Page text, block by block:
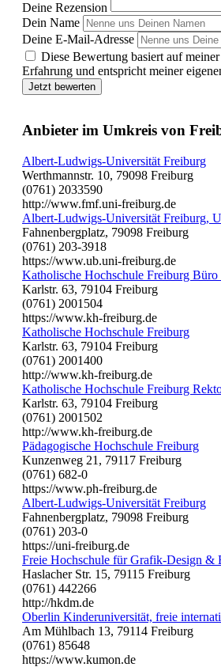
Deine Rezension
Dein Name
Deine E-Mail-Adresse
Diese Bewertung basiert auf
Erfahrung und entspricht meiner
Jetzt bewerten
Anbieter im Umkreis von
Albert-Ludwigs-Universität Freiburg
Werthmannstr. 10, 79098 Freiburg
(0761) 2033590
http://www.fmf.uni-freiburg.de
Albert-Ludwigs-Universität Freiburg,
Fahnenbergplatz, 79098 Freiburg
(0761) 203-3918
https://www.ub.uni-freiburg.de
Katholische Hochschule Freiburg Büro
Karlstr. 63, 79104 Freiburg
(0761) 2001504
https://www.kh-freiburg.de
Katholische Hochschule Freiburg
Karlstr. 63, 79104 Freiburg
(0761) 2001400
http://www.kh-freiburg.de
Katholische Hochschule Freiburg
Karlstr. 63, 79104 Freiburg
(0761) 2001502
http://www.kh-freiburg.de
Pädagogische Hochschule Freiburg
Kunzenweg 21, 79117 Freiburg
(0761) 682-0
https://www.ph-freiburg.de
Albert-Ludwigs-Universität Freiburg
Fahnenbergplatz, 79098 Freiburg
(0761) 203-0
https://uni-freiburg.de
Freie Hochschule für Grafik-Design &
Haslacher Str. 15, 79115 Freiburg
(0761) 442266
http://hkdm.de
Oberlin Kinderuniversität, freie
Am Mühlbach 13, 79114 Freiburg
(0761) 85648
https://www.kumon.de